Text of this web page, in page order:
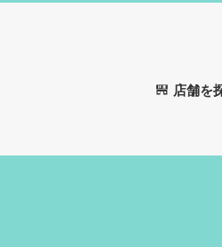
店舗を